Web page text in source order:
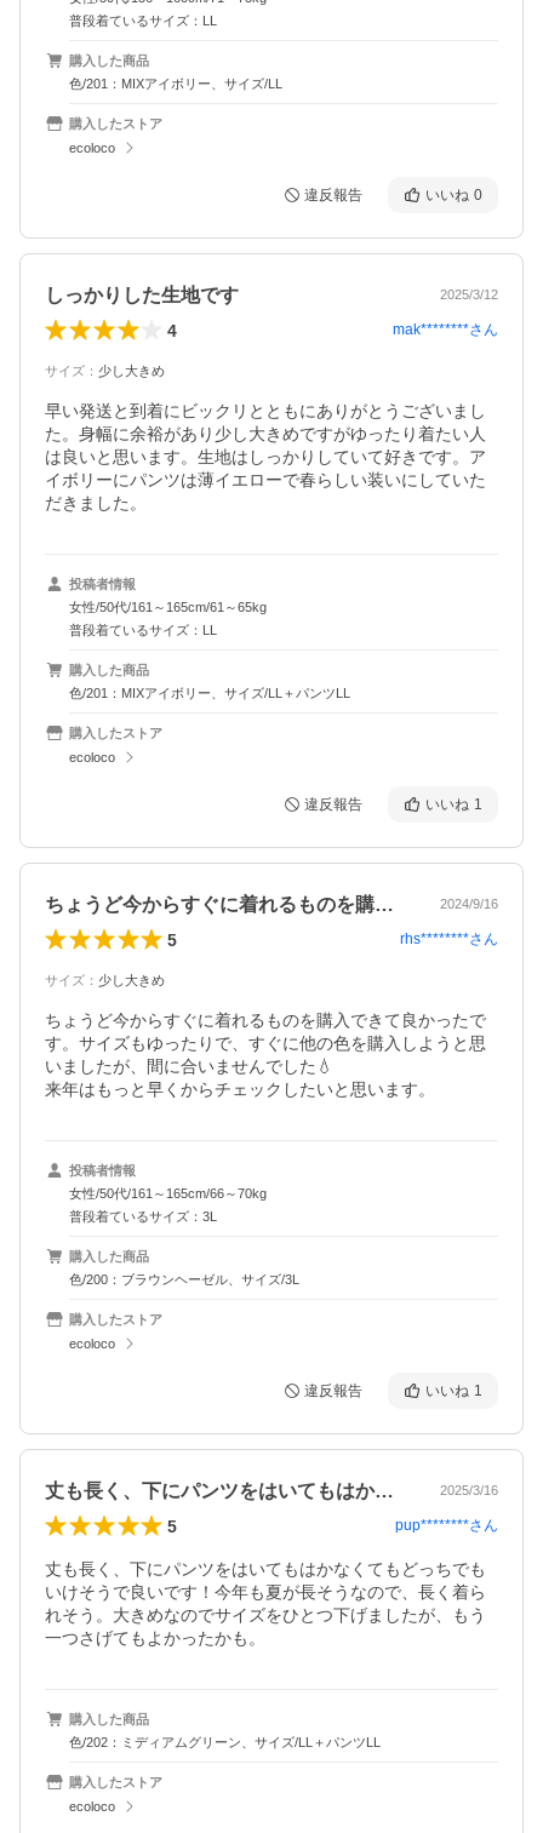
普段着ているサイズ：LL
購入した商品
色/201：MIXアイボリー、サイズ/LL
購入したストア
ecoloco
違反報告 いいね 0
しっかりした生地です 2025/3/12
4 mak********さん
サイズ ： 少し大きめ
早い発送と到着にビックリとともにありがとうございまし
た。身幅に余裕があり少し大きめですがゆったり着たい人
は良いと思います。生地はしっかりしていて好きです。ア
イボリーにパンツは薄イエローで春らしい装いにしていた
だきました。
投稿者情報
女性/50代/161～165cm/61～65kg
普段着ているサイズ：LL
購入した商品
色/201：MIXアイボリー、サイズ/LL＋パンツLL
購入したストア
ecoloco
違反報告 いいね 1
ちょうど今からすぐに着れるものを購入で… 2024/9/16
5 rhs********さん
サイズ ： 少し大きめ
ちょうど今からすぐに着れるものを購入できて良かったで
す。サイズもゆったりで、すぐに他の色を購入しようと思
いましたが、間に合いませんでした💧
来年はもっと早くからチェックしたいと思います。
投稿者情報
女性/50代/161～165cm/66～70kg
普段着ているサイズ：3L
購入した商品
色/200：ブラウンヘーゼル、サイズ/3L
購入したストア
ecoloco
違反報告 いいね 1
丈も長く、下にパンツをはいてもはかなく… 2025/3/16
5 pup********さん
丈も長く、下にパンツをはいてもはかなくてもどっちでも
いけそうで良いです！今年も夏が長そうなので、長く着ら
れそう。大きめなのでサイズをひとつ下げましたが、もう
一つさげてもよかったかも。
購入した商品
色/202：ミディアムグリーン、サイズ/LL＋パンツLL
購入したストア
ecoloco